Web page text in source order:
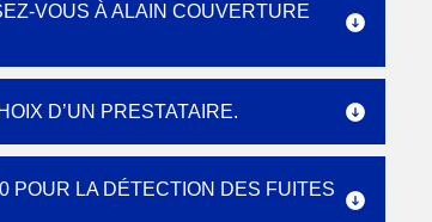
VOUS À ALAIN COUVERTURE
D’UN PRESTATAIRE.
POUR LA DÉTECTION DES FUITES